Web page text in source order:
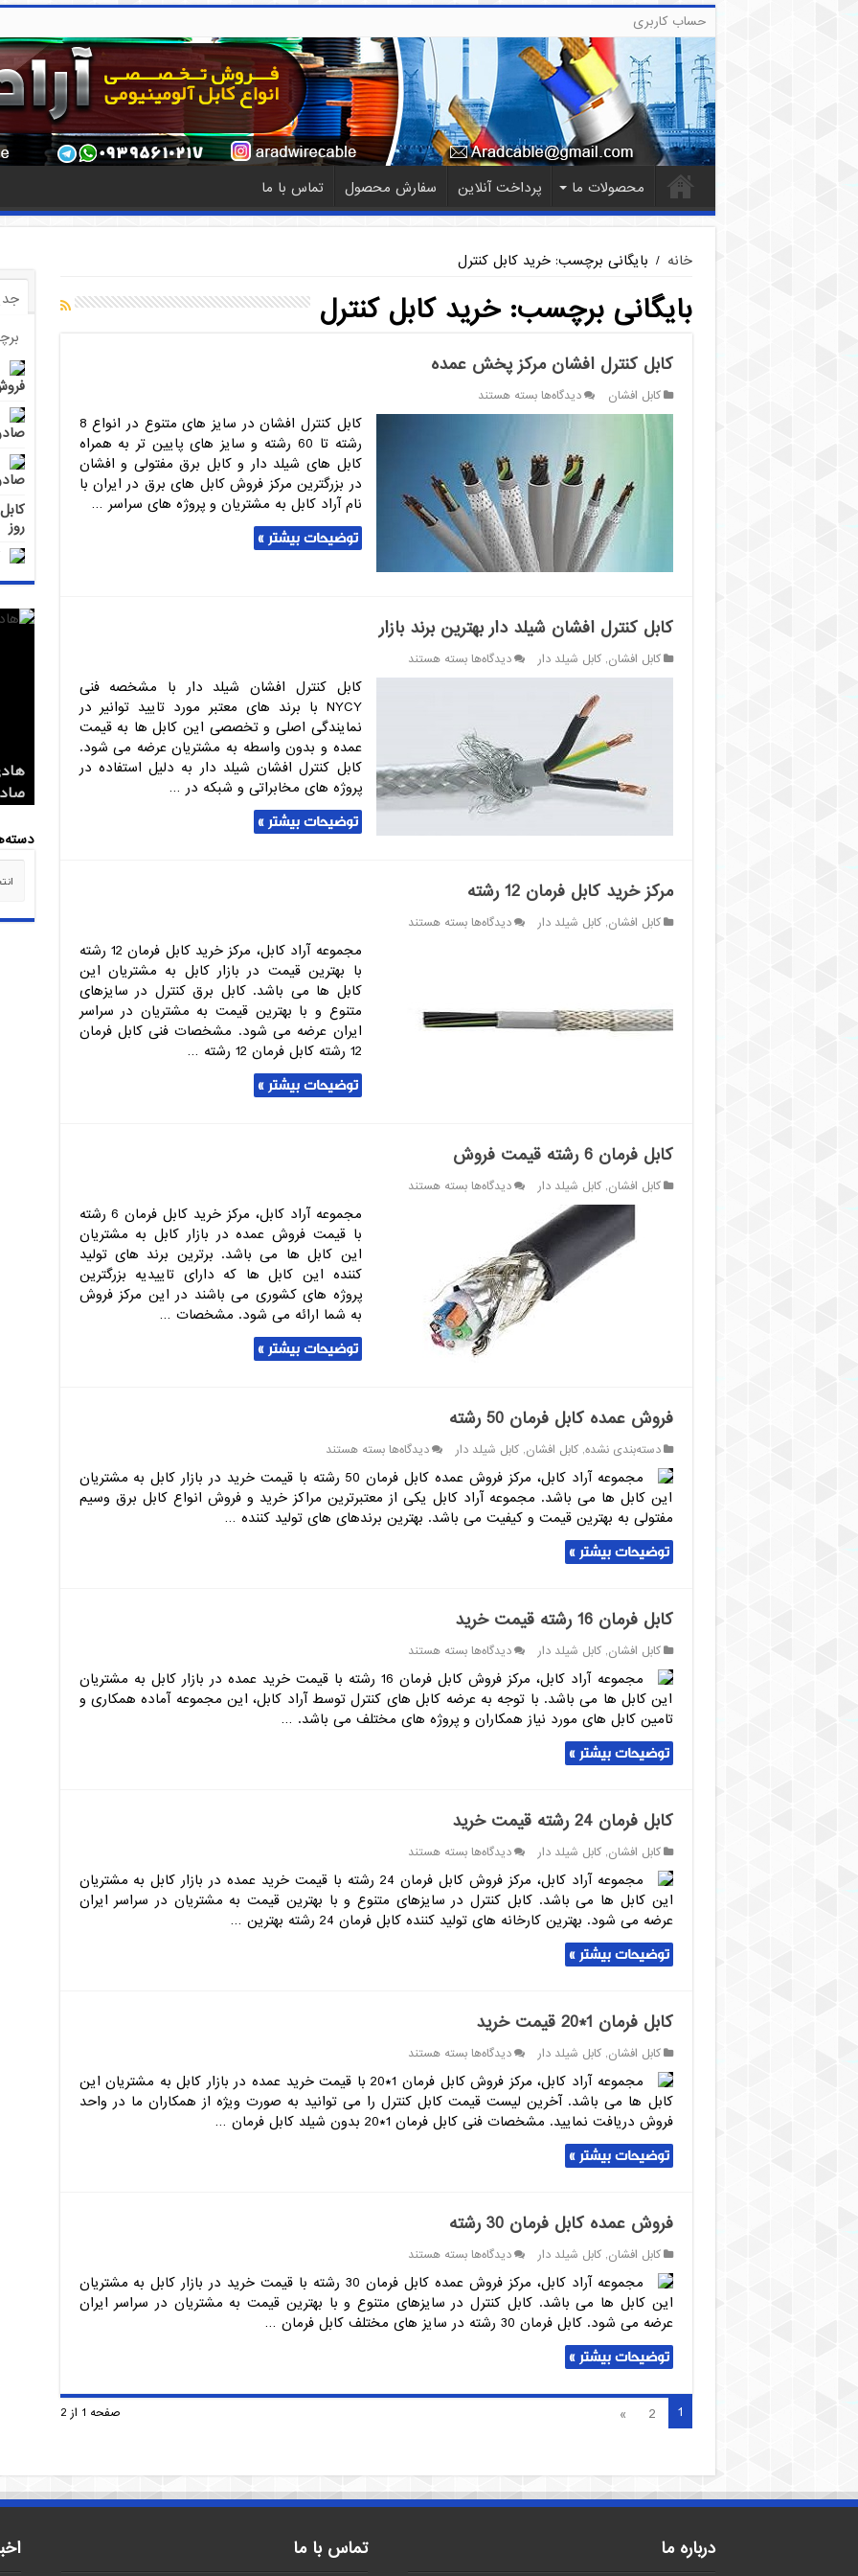
حساب کاربری
محصولات ما پرداخت آنلاین سفارش محصول تماس با ما
خانه / بایگانی برچسب: خرید کابل کنترل
بایگانی برچسب:خرید کابل کنترل
کابل کنترل افشان مرکز پخش عمده
کابل افشان دیدگاه‌هابرای
کابل
افشان
مرکز
پخش
عمده
بسته هستند
کابل کنترل افشان در سایز های متنوع در انواع 8
رشته تا 60 رشته و سایز های پایین تر به همراه
کابل های شیلد دار و کابل برق مفتولی و افشان
در بزرگترین مرکز فروش کابل های برق در ایران با
نام آراد کابل به مشتریان و پروژه های سراسر …
توضیحات بیشتر »
کابل کنترل افشان شیلد دار بهترین برند بازار
کابل افشان,کابل شیلد دار دیدگاه‌هابرای
کابل
دار
بهترین
برند
بازار
بسته هستند
کابل کنترل افشان شیلد دار با مشخصه فنی
NYCY با برند های معتبر مورد تایید توانیر در
نمایندگی اصلی و تخصصی این کابل ها به قیمت
عمده و بدون واسطه به مشتریان عرضه می شود.
کابل کنترل افشان شیلد دار به دلیل استفاده در
پروژه های مخابراتی و شبکه در …
توضیحات بیشتر »
مرکز خرید کابل فرمان 12 رشته
کابل افشان,کابل شیلد دار دیدگاه‌هابرای
12
رشته
بسته هستند
مجموعه آراد کابل، مرکز خرید کابل فرمان 12 رشته
با بهترین قیمت در بازار کابل به مشتریان این
کابل ها می باشد. کابل برق کنترل در سایزهای
متنوع و با بهترین قیمت به مشتریان در سراسر
ایران عرضه می شود. مشخصات فنی کابل فرمان
12 رشته کابل فرمان 12 رشته …
توضیحات بیشتر »
کابل فرمان 6 رشته قیمت فروش
کابل افشان,کابل شیلد دار دیدگاه‌هابرای
قیمت
فروش
بسته هستند
مجموعه آراد کابل، مرکز خرید کابل فرمان 6 رشته
با قیمت فروش عمده در بازار کابل به مشتریان
این کابل ها می باشد. برترین برند های تولید
کننده این کابل ها که دارای تاییدیه بزرگترین
پروژه های کشوری می باشند در این مرکز فروش
به شما ارائه می شود. مشخصات …
توضیحات بیشتر »
فروش عمده کابل فرمان 50 رشته
دسته‌بندی نشده,کابل افشان,کابل شیلد دار دیدگاه‌هابرای
عمده
کابل
فرمان
بسته هستند
مجموعه آراد کابل، مرکز فروش عمده کابل فرمان 50 رشته با قیمت خرید در بازار کابل به مشتریان
این کابل ها می باشد. مجموعه آراد کابل یکی از معتبرترین مراکز خرید و فروش انواع کابل برق وسیم
مفتولی به بهترین قیمت و کیفیت می باشد. بهترین برندهای های تولید کننده …
توضیحات بیشتر »
کابل فرمان 16 رشته قیمت خرید
کابل افشان,کابل شیلد دار دیدگاه‌هابرای
فرمان
16
رشته
بسته هستند
مجموعه آراد کابل، مرکز فروش کابل فرمان 16 رشته با قیمت خرید عمده در بازار کابل به مشتریان
این کابل ها می باشد. با توجه به عرضه کابل های کنترل توسط آراد کابل، این مجموعه آماده همکاری و
تامین کابل های مورد نیاز همکاران و پروژه های مختلف می باشد. …
توضیحات بیشتر »
کابل فرمان 24 رشته قیمت خرید
کابل افشان,کابل شیلد دار دیدگاه‌هابرای
فرمان
24
رشته
بسته هستند
مجموعه آراد کابل، مرکز فروش کابل فرمان 24 رشته با قیمت خرید عمده در بازار کابل به مشتریان
این کابل ها می باشد. کابل کنترل در سایزهای متنوع و با بهترین قیمت به مشتریان در سراسر ایران
عرضه می شود. بهترین کارخانه های تولید کننده کابل فرمان 24 رشته بهترین …
توضیحات بیشتر »
کابل فرمان 1*20 قیمت خرید
کابل افشان,کابل شیلد دار دیدگاه‌هابرای
فرمان
1*20
قیمت
بسته هستند
مجموعه آراد کابل، مرکز فروش کابل فرمان 1*20 با قیمت خرید عمده در بازار کابل به مشتریان این
کابل ها می باشد. آخرین لیست قیمت کابل کنترل را می توانید به صورت ویژه از همکاران ما در واحد
فروش دریافت نمایید. مشخصات فنی کابل فرمان 1*20 بدون شیلد کابل فرمان …
توضیحات بیشتر »
فروش عمده کابل فرمان 30 رشته
کابل افشان,کابل شیلد دار دیدگاه‌هابرای
عمده
کابل
فرمان
بسته هستند
مجموعه آراد کابل، مرکز فروش عمده کابل فرمان 30 رشته با قیمت خرید در بازار کابل به مشتریان
این کابل ها می باشد. کابل کنترل در سایزهای متنوع و با بهترین قیمت به مشتریان در سراسر ایران
عرضه می شود. کابل فرمان 30 رشته در سایز های مختلف کابل فرمان …
توضیحات بیشتر »
صفحه 1 از 2 1
2
»
روز
کابل 1.5*2 لاستیکی
درباره ما تماس با ما